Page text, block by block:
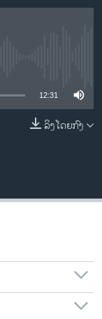
12:31
ລິງໂດຍກົງ